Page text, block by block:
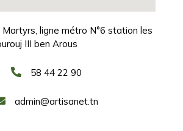
ligne métro N°6 station les
III ben Arous
58 44 22 90
admin@artisanet.tn